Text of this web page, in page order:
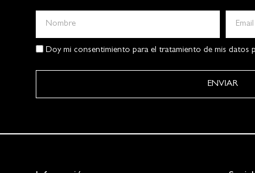
Doy mi consentimiento para el tratamiento de mis datos
ENVIAR